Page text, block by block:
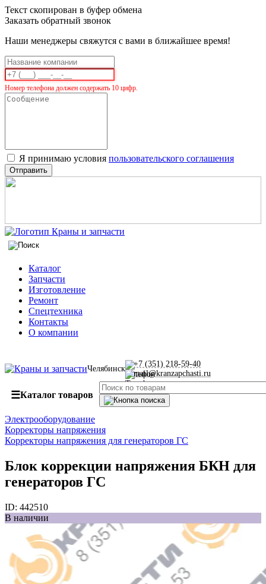
Текст скопирован в буфер обмена
Заказать обратный звонок
Наши менеджеры свяжутся с вами в ближайшее время!
Номер телефона должен содержать 10 цифр.
Я принимаю условия пользовательского соглашения
Отправить
Каталог
Запчасти
Изготовление
Ремонт
Спецтехника
Контакты
О компании
Челябинск
+7 (351) 218-59-40
mail@kranzapchasti.ru
☰Каталог товаров
Электрооборудование
Корректоры напряжения
Корректоры напряжения для генераторов ГС
Блок коррекции напряжения БКН для
генераторов ГС
ID: 442510
В наличии